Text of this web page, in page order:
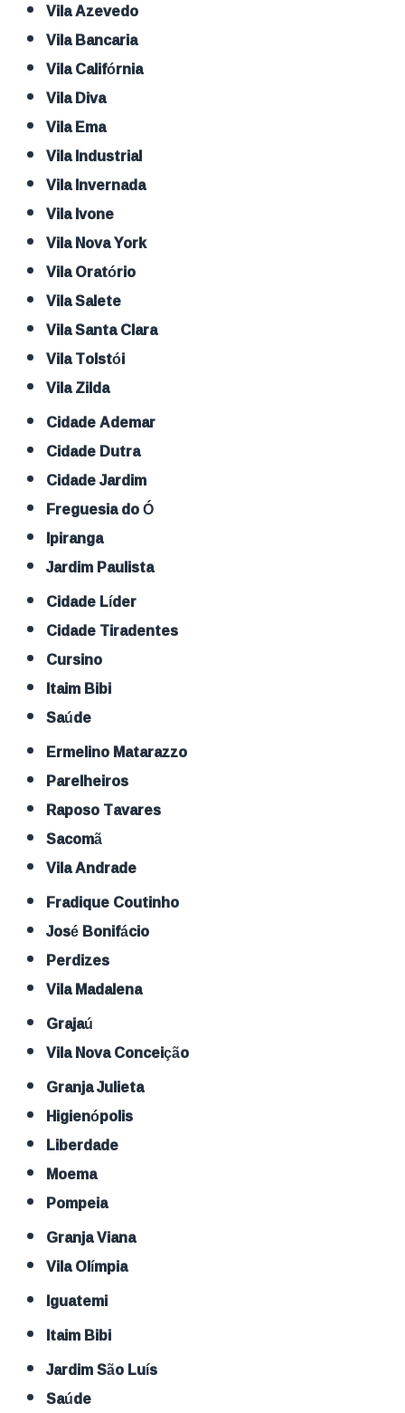
Vila Azevedo
Vila Bancaria
Vila Califórnia
Vila Diva
Vila Ema
Vila Industrial
Vila Invernada
Vila Ivone
Vila Nova York
Vila Oratório
Vila Salete
Vila Santa Clara
Vila Tolstói
Vila Zilda
Cidade Ademar
Cidade Dutra
Cidade Jardim
Freguesia do Ó
Ipiranga
Jardim Paulista
Cidade Líder
Cidade Tiradentes
Cursino
Itaim Bibi
Saúde
Ermelino Matarazzo
Parelheiros
Raposo Tavares
Sacomã
Vila Andrade
Fradique Coutinho
José Bonifácio
Perdizes
Vila Madalena
Grajaú
Vila Nova Conceição
Granja Julieta
Higienópolis
Liberdade
Moema
Pompeia
Granja Viana
Vila Olímpia
Iguatemi
Itaim Bibi
Jardim São Luís
Saúde